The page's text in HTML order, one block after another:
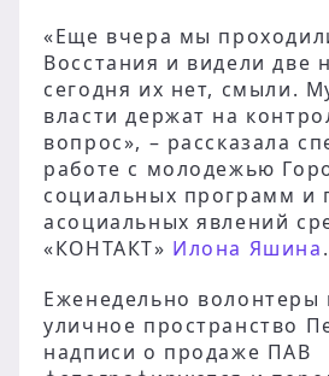
«Еще вчера мы
Восстания и видели две
сегодня их нет, смыли.
власти держат на
вопрос», – рассказала
работе с молодежью
социальных программ и
асоциальных явлений
«КОНТАКТ» Илона Яшина.
Еженедельно волонтеры
уличное пространство
надписи о продаже ПАВ